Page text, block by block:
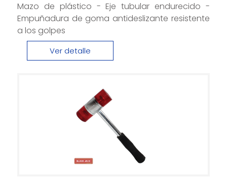
Mazo de plástico - Eje tubular endurecido -
Empuñadura de goma antideslizante resistente
a los golpes
Ver detalle